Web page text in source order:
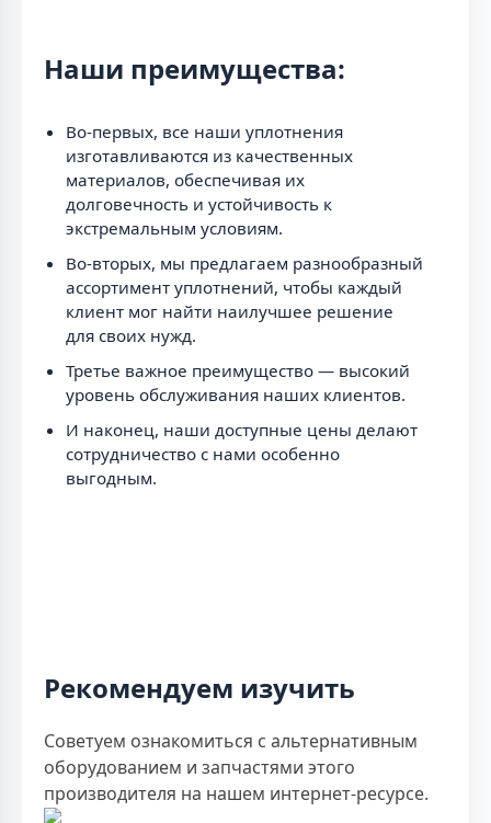
Наши преимущества:
Во-первых, все наши уплотнения
изготавливаются из качественных
материалов, обеспечивая их
долговечность и устойчивость к
экстремальным условиям.
Во-вторых, мы предлагаем разнообразный
ассортимент уплотнений, чтобы каждый
клиент мог найти наилучшее решение
для своих нужд.
Третье важное преимущество — высокий
уровень обслуживания наших клиентов.
И наконец, наши доступные цены делают
сотрудничество с нами особенно
выгодным.
Рекомендуем изучить
Советуем ознакомиться с альтернативным
оборудованием и запчастями этого
производителя на нашем интернет-ресурсе.